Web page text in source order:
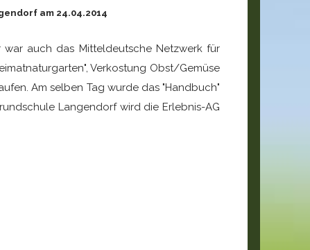
am 24.04.2014
war auch das Mitteldeutsche Netzwerk für
Verkostung Obst/Gemüse
Am selben Tag wurde das "Handbuch"
Langendorf wird die Erlebnis-AG